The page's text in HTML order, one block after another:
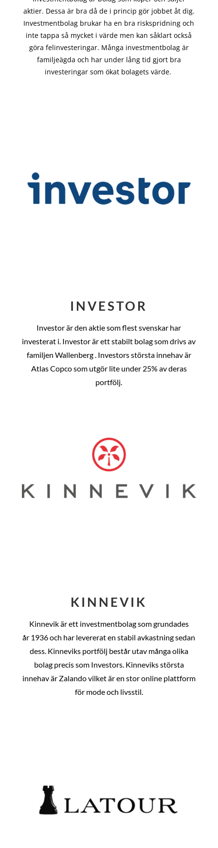
aktier. Dessa är bra då de i princip görjobbet åt dig.
Investmentbolag brukar ha en bra riskspridning och
inte tappa så mycket i värde men kan såklart också
göra felinvesteringar. Många investmentbolag är
familjeägda och har under lång tid gjort bra
investeringar som ökat bolagets värde.
INVESTOR
Investor är den aktie som flest svenskar har
investerat i. Investor är ett stabilt bolag som drivs av
familjen Wallenberg . Investors största innehav är
Atlas Copco som utgör lite under 25% av deras
portfölj.
KINNEVIK
Kinnevik är ett investmentbolag som grundades
år 1936 och har levererat en stabil avkastning sedan
dess. Kinneviks portfölj består utav många olika
bolag precis som Investors. Kinneviks största
innehav är Zalando vilket är en stor online plattform
för mode och livsstil.